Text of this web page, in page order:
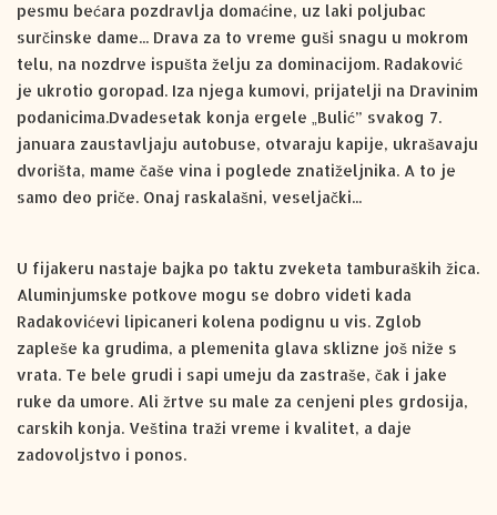
pesmu bećara pozdravlja domaćine, uz laki poljubac
surčinske dame... Drava za to vreme guši snagu u mokrom
telu, na nozdrve ispušta želju za dominacijom. Radaković
je ukrotio goropad. Iza njega kumovi, prijatelji na Dravinim
podanicima.Dvadesetak konja ergele „Bulić” svakog 7.
januara zaustavljaju autobuse, otvaraju kapije, ukrašavaju
dvorišta, mame čaše vina i poglede znatiželjnika. A to je
samo deo priče. Onaj raskalašni, veseljački...
U fijakeru nastaje bajka po taktu zveketa tamburaških žica.
Aluminjumske potkove mogu se dobro videti kada
Radakovićevi lipicaneri kolena podignu u vis. Zglob
zapleše ka grudima, a plemenita glava sklizne još niže s
vrata. Te bele grudi i sapi umeju da zastraše, čak i jake
ruke da umore. Ali žrtve su male za cenjeni ples grdosija,
carskih konja. Veština traži vreme i kvalitet, a daje
zadovoljstvo i ponos.